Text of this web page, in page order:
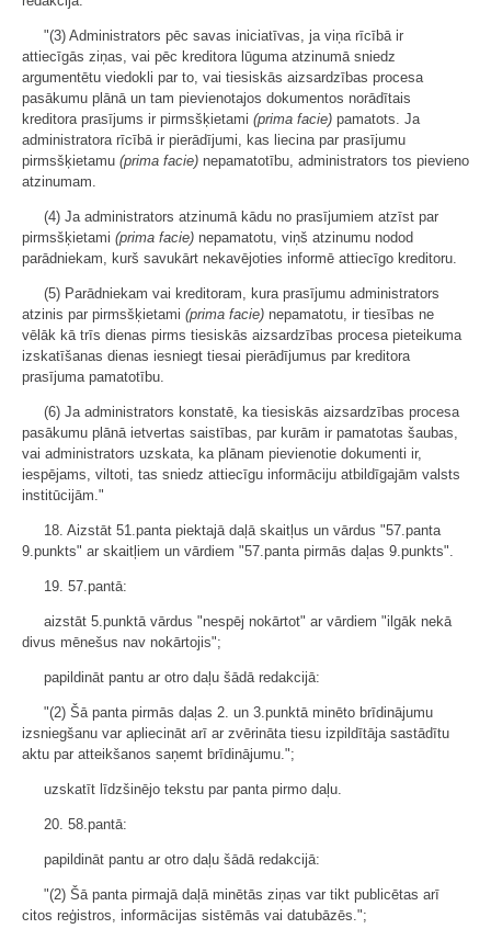
"(3) Administrators pēc savas iniciatīvas, ja viņa rīcībā ir
attiecīgās ziņas, vai pēc kreditora lūguma atzinumā sniedz
argumentētu viedokli par to, vai tiesiskās aizsardzības procesa
pasākumu plānā un tam pievienotajos dokumentos norādītais
kreditora prasījums ir pirmsšķietami (prima facie) pamatots. Ja
administratora rīcībā ir pierādījumi, kas liecina par prasījumu
pirmsšķietamu (prima facie) nepamatotību, administrators tos pievieno
atzinumam.
(4) Ja administrators atzinumā kādu no prasījumiem atzīst par
pirmsšķietami (prima facie) nepamatotu, viņš atzinumu nodod
parādniekam, kurš savukārt nekavējoties informē attiecīgo kreditoru.
(5) Parādniekam vai kreditoram, kura prasījumu administrators
atzinis par pirmsšķietami (prima facie) nepamatotu, ir tiesības ne
vēlāk kā trīs dienas pirms tiesiskās aizsardzības procesa pieteikuma
izskatīšanas dienas iesniegt tiesai pierādījumus par kreditora
prasījuma pamatotību.
(6) Ja administrators konstatē, ka tiesiskās aizsardzības procesa
pasākumu plānā ietvertas saistības, par kurām ir pamatotas šaubas,
vai administrators uzskata, ka plānam pievienotie dokumenti ir,
iespējams, viltoti, tas sniedz attiecīgu informāciju atbildīgajām valsts
institūcijām."
18. Aizstāt 51.panta piektajā daļā skaitļus un vārdus "57.panta
9.punkts" ar skaitļiem un vārdiem "57.panta pirmās daļas 9.punkts".
19. 57.pantā:
aizstāt 5.punktā vārdus "nespēj nokārtot" ar vārdiem "ilgāk nekā
divus mēnešus nav nokārtojis";
papildināt pantu ar otro daļu šādā redakcijā:
"(2) Šā panta pirmās daļas 2. un 3.punktā minēto brīdinājumu
izsniegšanu var apliecināt arī ar zvērināta tiesu izpildītāja sastādītu
aktu par atteikšanos saņemt brīdinājumu.";
uzskatīt līdzšinējo tekstu par panta pirmo daļu.
20. 58.pantā:
papildināt pantu ar otro daļu šādā redakcijā:
"(2) Šā panta pirmajā daļā minētās ziņas var tikt publicētas arī
citos reģistros, informācijas sistēmās vai datubāzēs.";